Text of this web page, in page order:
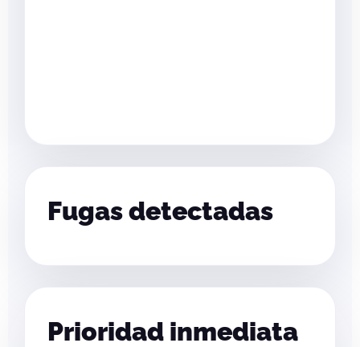
Fugas detectadas
Prioridad inmediata